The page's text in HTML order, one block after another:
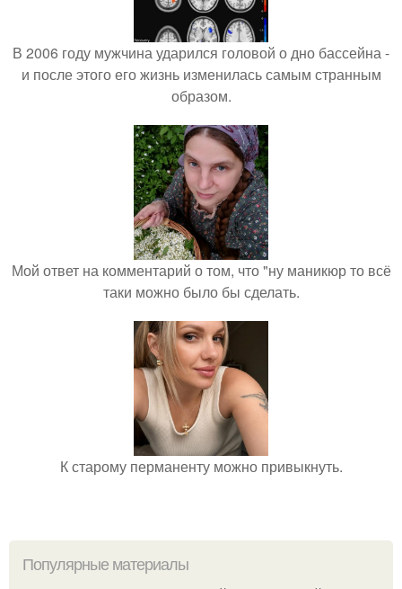
В 2006 году мужчина ударился головой о дно бассейна -
и после этого его жизнь изменилась самым странным
образом.
Мой ответ на комментарий о том, что "ну маникюр то всё
таки можно было бы сделать.
К старому перманенту можно привыкнуть.
Популярные материалы